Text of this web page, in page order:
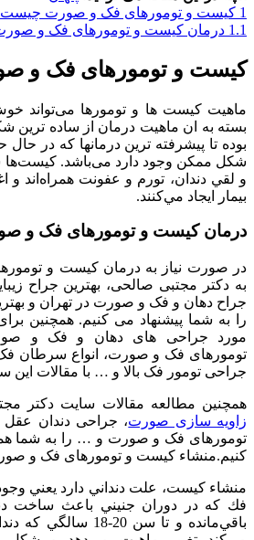
1 کیست و تومورهای فک و صورت
1.1 درمان کیست و تومورهای فک و
کیست و تومورهای فک و
ماهیت کیست ها و تومورها می‌تواند
بسته به ان ماهیت درمان از ساده ترین
بوده تا پیشرفته ترین درمانها که در حال
شکل ممکن وجود دارد می‌باشد. كيست‌ها
و لقي دندان‌، تورم و عفونت همراه‌اند و
بيمار ايجاد مي‌كنند.
درمان کیست و تومورهای فک و
در صورت نیاز به درمان کیست و
به دکتر مجتبی صالحی، بهترین جراح
جراح دهان و فک و صورت در تهران و
را به شما پیشنهاد می کنیم. همچنین
مورد جراحی های دهان و فک و
تومورهای فک و صورت، انواع سرطان
جراحی تومور فک بالا و … با مقالات این
همچنین مطالعه مقالات سایت دکتر
زاویه سازی صورت، جراحی دندان عقل
تومورهای فک و صورت و … را به شما
کنیم.منشاء كيست و تومورهای فک و
منشاء كيست، علت دنداني دارد يعني
فك كه در دوران جنيني باعث ساخت
باقي‌مانده و تا سن